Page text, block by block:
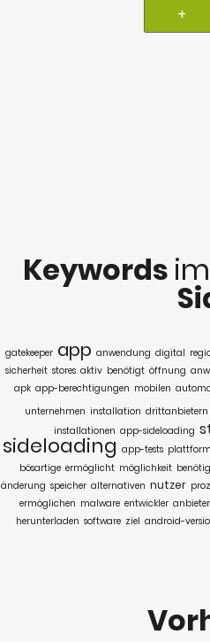
+
Keywords
gatekeeper app anwendung digital
sicherheit stores aktiv benötigt öffnung
apk app-berechtigungen mobilen
unternehmen installation drittanbietern
installationen app-sideloading
sideloading app-tests plattform
bösartige ermöglicht möglichkeit
änderung speicher alternativen nutzer
ermöglichen malware entwickler anbieter
herunterladen software ziel android-